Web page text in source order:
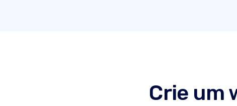
Crie um